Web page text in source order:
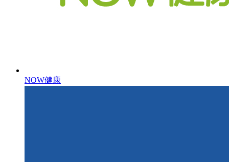
NOW健康